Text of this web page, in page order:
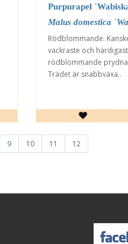
Purpurapel
Malus domestica
Rödblommande.
vackraste och
rödblommande
Trädet är snabbväxa..
9 10 11
12